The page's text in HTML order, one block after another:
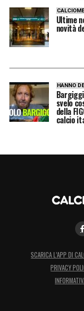
Ultime
novità
HANNO
svelo
della
calcio
SCARICA L’APP DI
PRIVACY